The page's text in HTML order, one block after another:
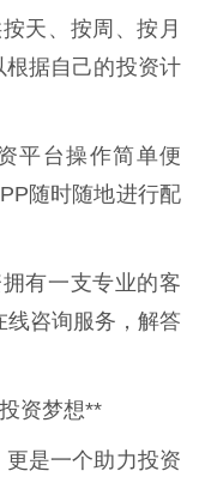
天、按周、按月
据自己的投资计
平台操作简单便
随时随地进行配
有一支专业的客
线咨询服务，解答
资梦想**
是一个助力投资